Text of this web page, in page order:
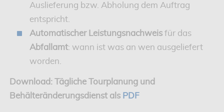
Auslieferung bzw. Abholung dem Auftrag
entspricht.
Automatischer Leistungsnachweisfür das
Abfallamt: wann ist was an wen ausgeliefert
worden.
Download: Tägliche Tourplanung und
Behälteränderungsdienst als PDF